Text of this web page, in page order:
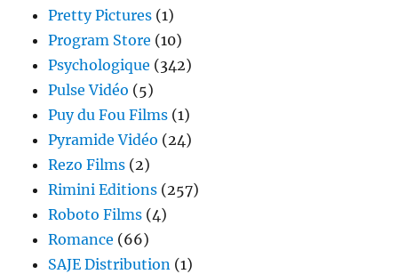
Pretty Pictures (1)
Program Store (10)
Psychologique (342)
Pulse Vidéo (5)
Puy du Fou Films (1)
Pyramide Vidéo (24)
Rezo Films (2)
Rimini Editions (257)
Roboto Films (4)
Romance (66)
SAJE Distribution (1)